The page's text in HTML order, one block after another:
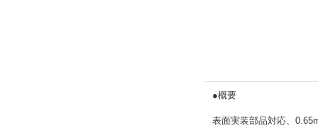
●概要
表面実装部品対応、